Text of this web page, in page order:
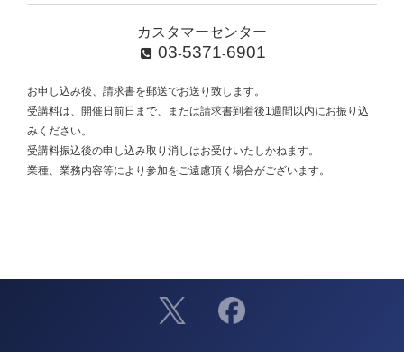
カスタマーセンター
03-5371-6901
お申し込み後、請求書を郵送でお送り致します。
受講料は、開催日前日まで、または請求書到着後1週間以内にお振り込
みください。
受講料振込後の申し込み取り消しはお受けいたしかねます。
業種、業務内容等により参加をご遠慮頂く場合がございます。